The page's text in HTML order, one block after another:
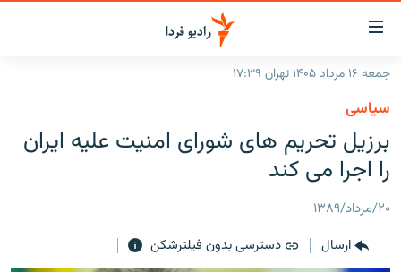
لینک‌های
قابلیت
دسترسی
بازگشت
منوی
اصلی
رفتن
صفحه
جستجو
جهان
برنامه‌های رادیویی
پادکست
چندرسانه‌ای
جمعه ۱۶ مرداد ۱۴۰۵ تهران ۱۷:۳۹
سیاسی
برزيل تحریم های شورای امنیت علیه ایران
را اجرا می کند
۲۰/مرداد/۱۳۸۹
ارسال
دسترسی بدون فیلترشکن